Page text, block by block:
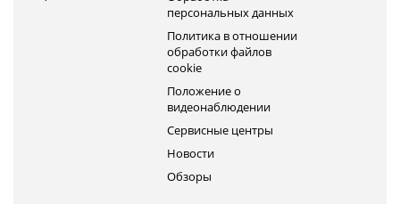
персональных данных
Политика в отношении
обработки файлов
cookie
Положение о
видеонаблюдении
Сервисные центры
Новости
Обзоры